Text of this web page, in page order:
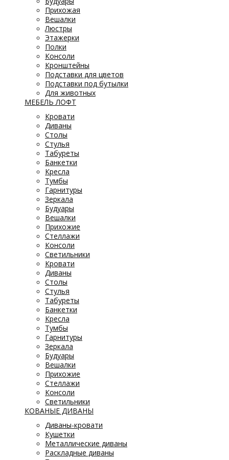
Прихожая
Вешалки
Люстры
Этажерки
Полки
Консоли
Кронштейны
Подставки для цветов
Подставки под бутылки
Для животных
МЕБЕЛЬ ЛОФТ
Кровати
Диваны
Столы
Стулья
Табуреты
Банкетки
Кресла
Тумбы
Гарнитуры
Зеркала
Будуары
Вешалки
Прихожие
Стеллажи
Консоли
Светильники
Кровати
Диваны
Столы
Стулья
Табуреты
Банкетки
Кресла
Тумбы
Гарнитуры
Зеркала
Будуары
Вешалки
Прихожие
Стеллажи
Консоли
Светильники
КОВАНЫЕ ДИВАНЫ
Диваны-кровати
Кушетки
Металлические диваны
Раскладные диваны